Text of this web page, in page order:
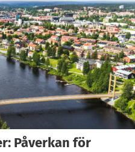
Påverkan för